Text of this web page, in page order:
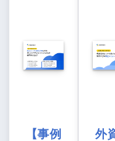
【事例
外